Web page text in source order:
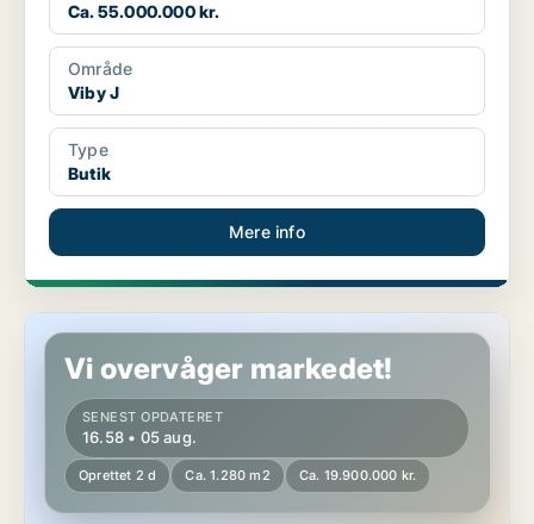
Ca. 55.000.000 kr.
Område
Viby J
Type
Butik
Mere info
Butik i Horsens
Vi overvåger markedet!
SENEST OPDATERET
16.58 • 05 aug.
Oprettet 2 d Ca. 1.280 m2 Ca. 19.900.000 kr.